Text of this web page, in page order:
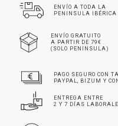
ENVÍO A TODA LA
PENINSULA IBÉRICA
ENVÍO GRATUITO
A PARTIR DE 79€
(SOLO PENINSULA)
PAGO SEGURO CON
PAYPAL, BIZUM Y
ENTREGA ENTRE
2 Y 7 DÍAS